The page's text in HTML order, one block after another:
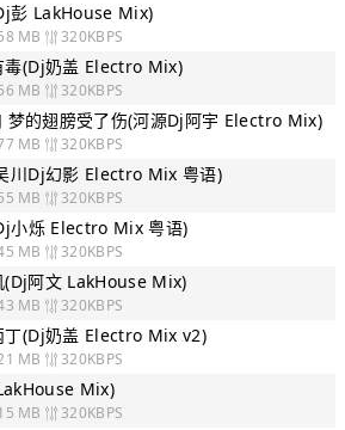
彭 LakHouse Mix)
MB 320KBPS
毒(Dj奶盖 Electro Mix)
MB 320KBPS
梦的翅膀受了伤(河源Dj阿宇 Electro Mix)
MB 320KBPS
川Dj幻影 Electro Mix 粤语)
MB 320KBPS
小烁 Electro Mix 粤语)
MB 320KBPS
(Dj阿文 LakHouse Mix)
MB 320KBPS
丁(Dj奶盖 Electro Mix v2)
MB 320KBPS
Mix)
MB 320KBPS